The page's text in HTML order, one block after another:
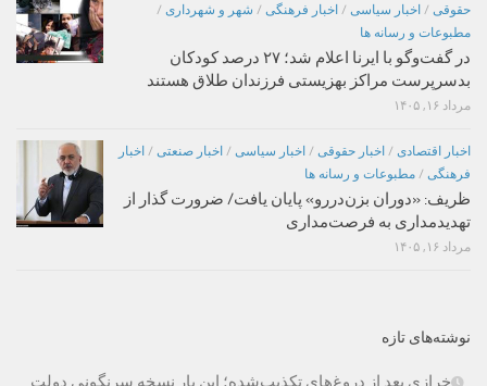
حقوقی / اخبار سیاسی / اخبار فرهنگی / شهر و شهرداری /
مطبوعات و رسانه ها
در گفت‌وگو با ایرنا اعلام شد؛ ۲۷ درصد کودکان
بدسرپرست مراکز بهزیستی فرزندان طلاق هستند
مرداد ۱۶, ۱۴۰۵
اخبار اقتصادی / اخبار حقوقی / اخبار سیاسی / اخبار صنعتی / اخبار
فرهنگی / مطبوعات و رسانه ها
ظریف: «دوران بزن‌دررو» پایان یافت/ ضرورت گذار از
تهدیدمداری به فرصت‌مداری
مرداد ۱۶, ۱۴۰۵
نوشته‌های تازه
خرازی بعد از دروغ‌های تکذیب‌شده؛ این بار نسخه سرنگونی دولت